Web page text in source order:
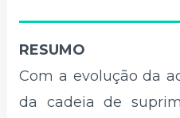
RESUMO
Com a evolução da
da cadeia de